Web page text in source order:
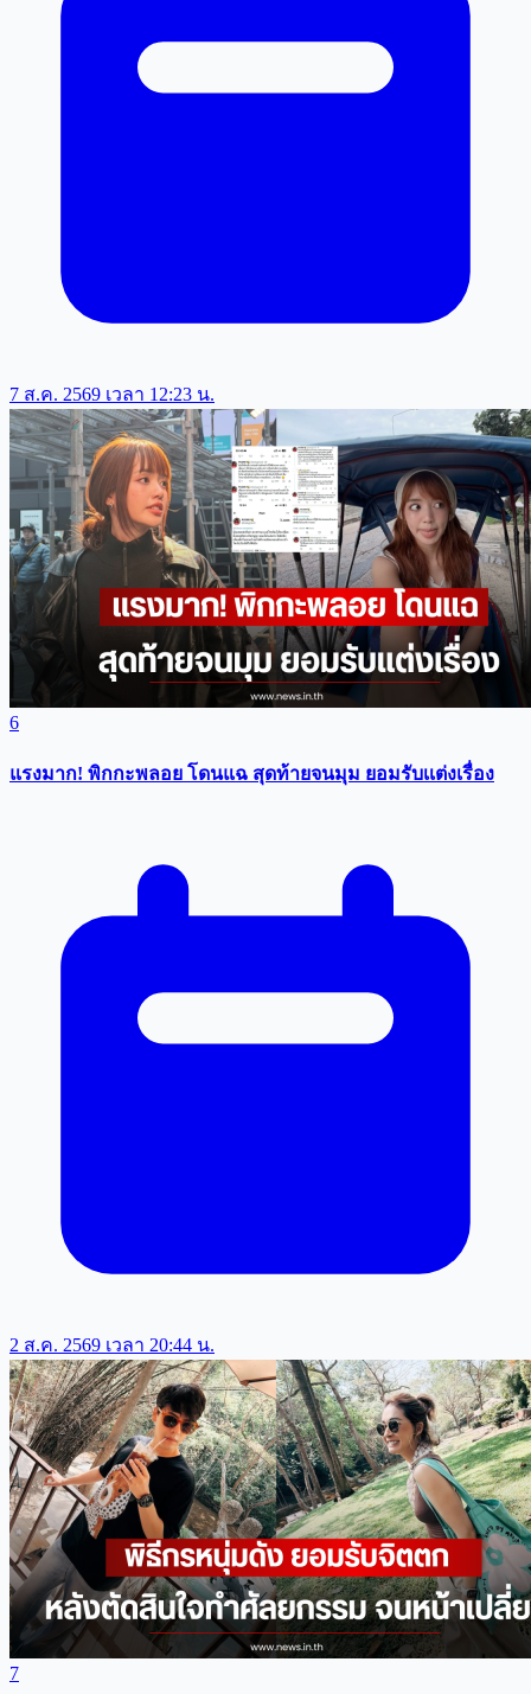
7 ส.ค. 2569 เวลา 12:23 น.
6
แรงมาก! พิกกะพลอย โดนแฉ สุดท้ายจนมุม ยอมรับเเต่งเรื่อง
2 ส.ค. 2569 เวลา 20:44 น.
7